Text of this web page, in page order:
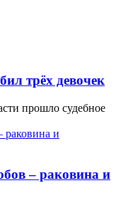
трёх девочек
прошло судебное
– раковина и